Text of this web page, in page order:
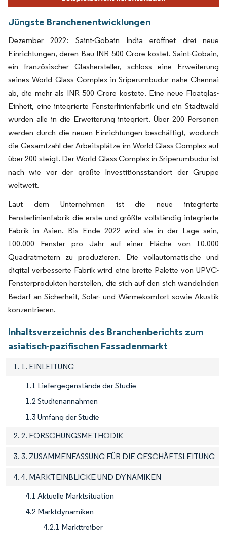
Jüngste Branchenentwicklungen
Dezember 2022: Saint-Gobain India eröffnet drei neue
Einrichtungen, deren Bau INR 500 Crore kostet. Saint-Gobain,
ein französischer Glashersteller, schloss eine Erweiterung
seines World Glass Complex in Sriperumbudur nahe Chennai
ab, die mehr als INR 500 Crore kostete. Eine neue Floatglas-
Einheit, eine integrierte Fensterlinienfabrik und ein Stadtwald
wurden alle in die Erweiterung integriert. Über 200 Personen
werden durch die neuen Einrichtungen beschäftigt, wodurch
die Gesamtzahl der Arbeitsplätze im World Glass Complex auf
über 200 steigt. Der World Glass Complex in Sriperumbudur ist
nach wie vor der größte Investitionsstandort der Gruppe
weltweit.
Laut dem Unternehmen ist die neue integrierte
Fensterlinienfabrik die erste und größte vollständig integrierte
Fabrik in Asien. Bis Ende 2022 wird sie in der Lage sein,
100.000 Fenster pro Jahr auf einer Fläche von 10.000
Quadratmetern zu produzieren. Die vollautomatische und
digital verbesserte Fabrik wird eine breite Palette von UPVC-
Fensterprodukten herstellen, die sich auf den sich wandelnden
Bedarf an Sicherheit, Solar- und Wärmekomfort sowie Akustik
konzentrieren.
Inhaltsverzeichnis des Branchenberichts zum
asiatisch-pazifischen Fassadenmarkt
1. 1. EINLEITUNG
1.1 Liefergegenstände der Studie
1.2 Studienannahmen
1.3 Umfang der Studie
2. 2. FORSCHUNGSMETHODIK
3. 3. ZUSAMMENFASSUNG FÜR DIE GESCHÄFTSLEITUNG
4. 4. MARKTEINBLICKE UND DYNAMIKEN
4.1 Aktuelle Marktsituation
4.2 Marktdynamiken
4.2.1 Markttreiber